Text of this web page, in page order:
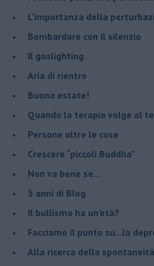
L’importanza della
​Bombardare con il silenzio
Il gaslighting
Aria di rientro
Buona estate!
​Quando la terapia volge al
​Persone oltre le cose
​Crescere “piccoli Buddha”
Non va bene se…
​5 anni di Blog
​Il bullismo ha un’età?
Facciamo il punto su...la
​Alla ricerca della spontaneità